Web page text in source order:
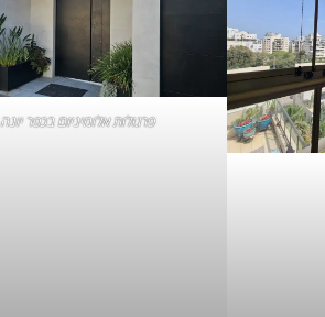
פרגולות אלומיניום בכפר יונה